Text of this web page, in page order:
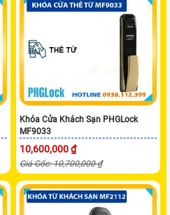
Khóa Cửa Khách Sạn PHGLock
MF9033
10,600,000 ₫
Giá Gốc: 10,700,000 ₫